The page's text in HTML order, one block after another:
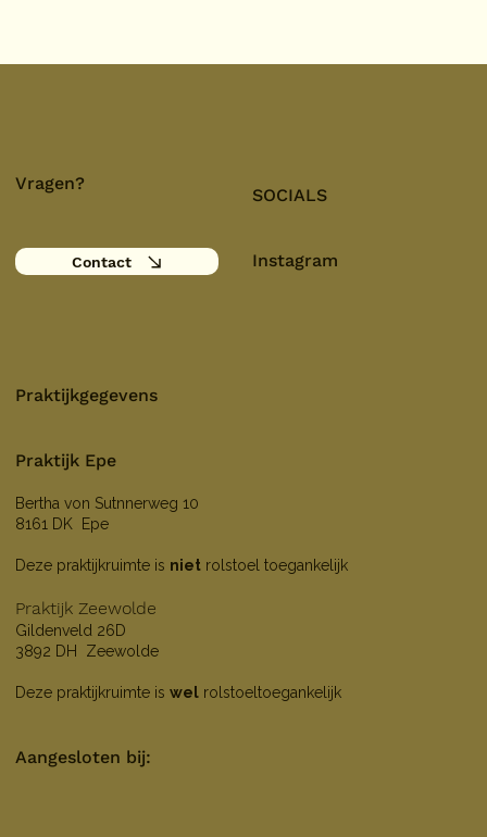
SOCIALS
Instagram
Aangesloten bij:
Vragen?
Contact
Praktijkgegevens
Praktijk Epe
Bertha von Sutnnerweg 10
8161 DK Epe
Deze praktijkruimte is nietrolstoel toegankelijk
Praktijk Zeewolde
Gildenveld 26D
3892 DH Zeewolde
Deze praktijkruimte is welrolstoeltoegankelijk